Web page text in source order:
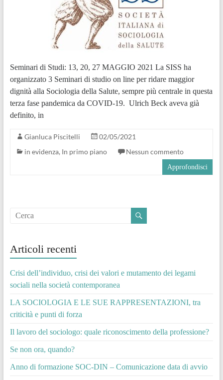
Seminari di Studi: 13, 20, 27 MAGGIO 2021 La SISS ha
organizzato 3 Seminari di studio on line per ridare maggior
dignità alla Sociologia della Salute, sempre più centrale in questa
terza fase pandemica da COVID-19. Ulrich Beck aveva già
definito, in
Gianluca Piscitelli
02/05/2021
in evidenza, In primo piano Nessun commento
Approfondisci
Articoli recenti
Crisi dell’individuo, crisi dei valori e mutamento dei legami
sociali nella società contemporanea
LA SOCIOLOGIA E LE SUE RAPPRESENTAZIONI, tra
criticità e punti di forza
Il lavoro del sociologo: quale riconoscimento della professione?
Se non ora, quando?
Anno di formazione SOC-DIN – Comunicazione data di avvio